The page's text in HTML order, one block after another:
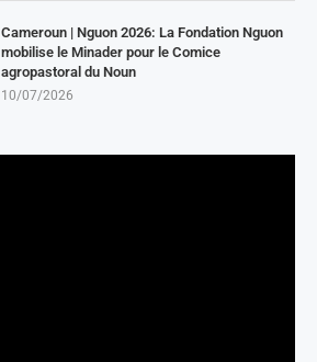
Cameroun | Nguon 2026: La Fondation Nguon
mobilise le Minader pour le Comice
agropastoral du Noun
10/07/2026